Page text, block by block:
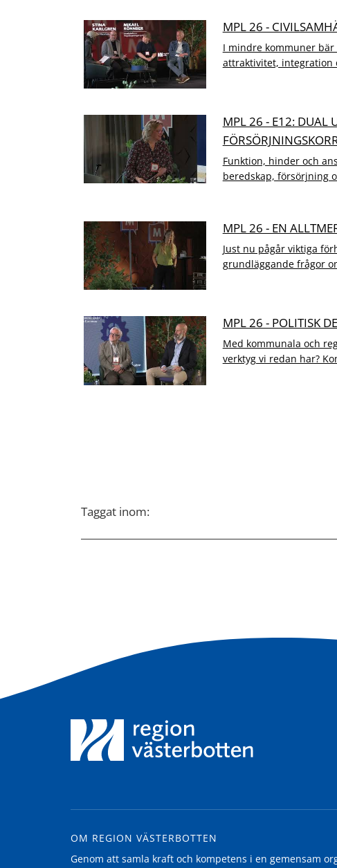
MPL 26 -
I mindre kommuner
attraktivitet, integration
MPL 26 - E12: DUAL
Funktion, hinder och
beredskap, försörjning
MPL 26 - EN
Just nu pågår viktiga
grundläggande frågor
MPL 26 - POLITISK
Med kommunala och
verktyg vi redan har?
Taggat inom:
OM REGION VÄSTERBOTTEN
Genom att samla kraft och kompetens i en gemensam